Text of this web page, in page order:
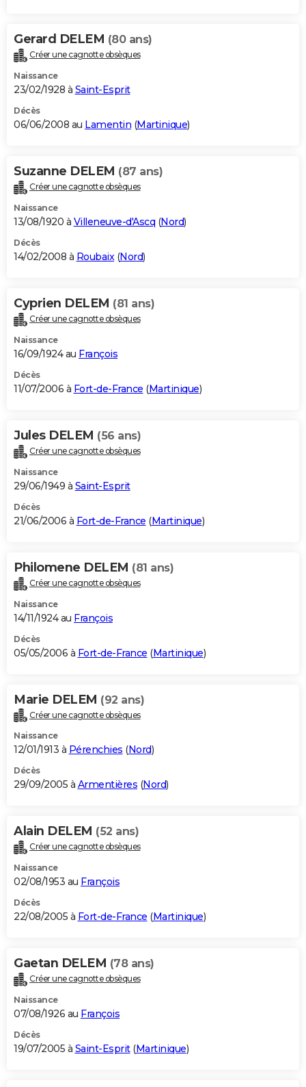
Gerard DELEM (80 ans)
Créer une cagnotte obsèques
Naissance
23/02/1928 à Saint-Esprit
Décès
06/06/2008 au Lamentin (Martinique)
Suzanne DELEM (87 ans)
Créer une cagnotte obsèques
Naissance
13/08/1920 à Villeneuve-d'Ascq (Nord)
Décès
14/02/2008 à Roubaix(Nord)
Cyprien DELEM (81 ans)
Créer une cagnotte obsèques
Naissance
16/09/1924 au François
Décès
11/07/2006 à Fort-de-France (Martinique)
Jules DELEM (56 ans)
Créer une cagnotte obsèques
Naissance
29/06/1949 à Saint-Esprit
Décès
21/06/2006 à Fort-de-France (Martinique)
Philomene DELEM (81 ans)
Créer une cagnotte obsèques
Naissance
14/11/1924 au François
Décès
05/05/2006 à Fort-de-France (Martinique)
Marie DELEM (92 ans)
Créer une cagnotte obsèques
Naissance
12/01/1913 à Pérenchies (Nord)
Décès
29/09/2005 à Armentières (Nord)
Alain DELEM (52 ans)
Créer une cagnotte obsèques
Naissance
02/08/1953 au François
Décès
22/08/2005 à Fort-de-France (Martinique)
Gaetan DELEM (78 ans)
Créer une cagnotte obsèques
Naissance
07/08/1926 au François
Décès
19/07/2005 à Saint-Esprit(Martinique)